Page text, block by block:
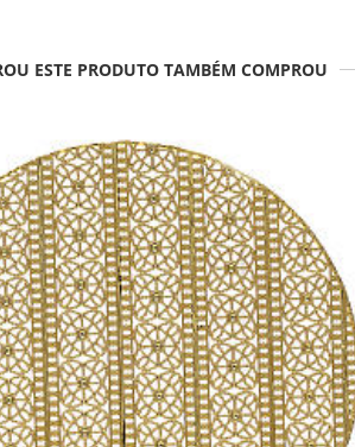
ESTE PRODUTO TAMBÉM COMPROU